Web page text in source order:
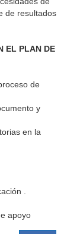
de resultados
EL PLAN DE
de
y
en la
.
apoyo